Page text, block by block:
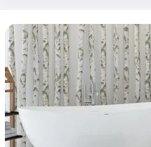
Dodaj do